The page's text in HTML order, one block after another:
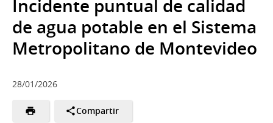
Incidente puntual de calidad
de agua potable en el Sistema
Metropolitano de Montevideo
28/01/2026
Compartir